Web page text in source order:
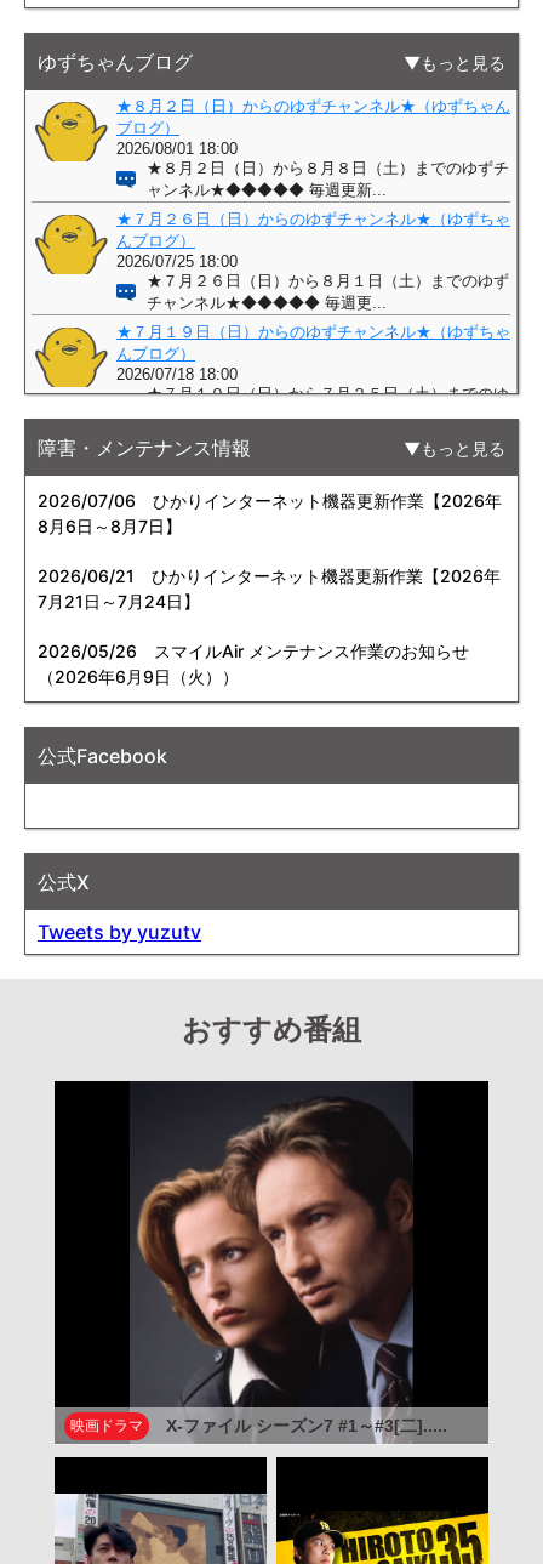
ゆずちゃんブログ もっと見る
障害・メンテナンス情報 もっと見る
2026/07/06 ひかりインターネット機器更新作業【2026年
8月6日～8月7日】
2026/06/21
ひかりインターネット機器更新作業【2026年
7月21日～7月24日】
2026/05/26 スマイルAir メンテナンス作業のお知らせ
（2026年6月9日（火））
公式Facebook
公式X
Tweets by yuzutv
おすすめ番組